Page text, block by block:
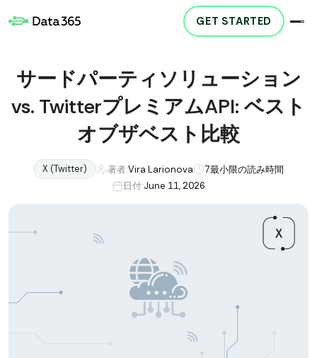
GET STARTED
サードパーティソリューション
vs. TwitterプレミアムAPI: ベスト
オブザベスト比較
X (Twitter) 著者:Vira Larionova 7最小限の読み時間
日付:June 11, 2026